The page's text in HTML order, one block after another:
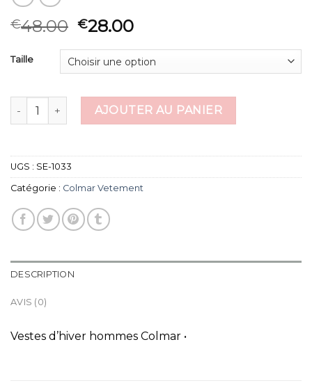
€48.00 €28.00
Taille
quantité de colmar vetementAJOUTER AU PANIER
UGS : SE-1033
Catégorie : Colmar Vetement
DESCRIPTION
AVIS (0)
Vestes d’hiver hommes Colmar •